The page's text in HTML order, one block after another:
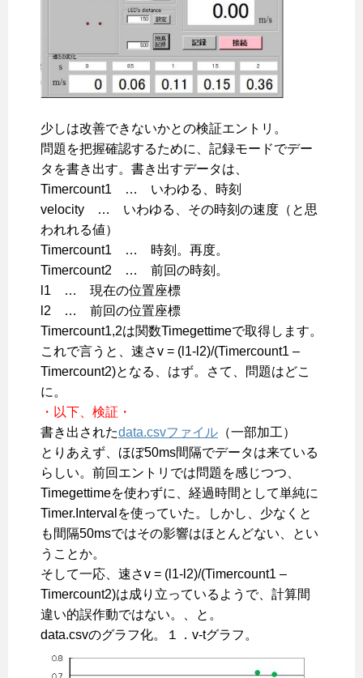
少しは改善できないかとの検証エントリ。
問題を把握確認するために、記録モードでデー
タを書き出す。書き出すデータは、
Timercount1 … いわゆる、時刻
velocity … いわゆる、その時刻の速度（と思
われれる値）
Timercount1 … 時刻。再度。
Timercount2 … 前回の時刻。
l1 … 現在の位置座標
l2 … 前回の位置座標
Timercount1,2は関数Timegettimeで取得します。
これで言うと、速さv = (l1-l2)/(Timercount1 –
Timercount2)となる、はず。さて、問題はどこ
に。
・以下、検証・
書き出されたdata.csvファイル （一部加工）
とりあえず、ほぼ50ms間隔でデータは来ている
らしい。前回エントリでは問題を感じつつ、
Timegettimeを使わずに、経過時間として単純に
Timer.Intervalを使っていた。しかし、少なくと
も間隔50msではその影響はほとんどない、とい
うことか。
そして一応、速さv = (l1-l2)/(Timercount1 –
Timercount2)は成り立っているようで、計算間
違い的誤作動ではない。、と。
data.csvのグラフ化。１．v-tグラフ。